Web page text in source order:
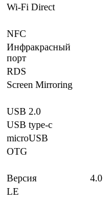
Wi-Fi Direct
NFC
Инфракрасный
порт
RDS
Screen Mirroring
USB 2.0
USB type-c
microUSB
OTG
Версия
4.0
LE